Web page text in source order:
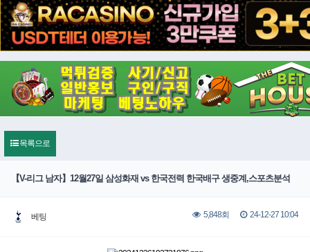
목록으로
【V-리그 남자】12월27일 삼성화재 vs 한국전력 한국배구 생중계,스포츠분석
베팅 5,848회 24-12-27 10:04